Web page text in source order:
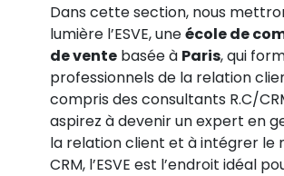
Dans cette section, nous
lumière l’ESVE, uneécole de
de vente basée à Paris, qui
professionnels de la relation
compris des consultants R.C/
aspirez à devenir un expert en
la relation client et à intégrer le
CRM, l’ESVE est l’endroit idéal